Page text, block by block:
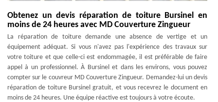
Obtenez un devis réparation de toiture Bursinel en
moins de 24 heures avec MD Couverture Zingueur
La réparation de toiture demande une absence de vertige et un
équipement adéquat. Si vous n'avez pas l'expérience des travaux sur
votre toiture et que celle-ci est endommagée, il est préférable de faire
appel à un professionnel. À Bursinel et dans les environs, vous pouvez
compter sur le couvreur MD Couverture Zingueur. Demandez-lui un devis
réparation de toiture Bursinel gratuit, et vous recevrez le document en
moins de 24 heures. Une équipe réactive est toujours à votre écoute.